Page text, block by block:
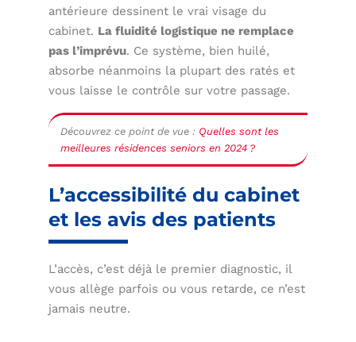
antérieure dessinent le vrai visage du
cabinet. La fluidité logistique ne remplace
pas l’imprévu. Ce système, bien huilé,
absorbe néanmoins la plupart des ratés et
vous laisse le contrôle sur votre passage.
Découvrez ce point de vue : Quelles sont les
meilleures résidences seniors en 2024 ?
L’accessibilité du cabinet
et les avis des patients
L’accès, c’est déjà le premier diagnostic, il
vous allège parfois ou vous retarde, ce n’est
jamais neutre.